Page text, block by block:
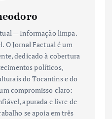
— Informação limpa.
O Jornal Factual é um
dedicado à cobertura
políticos,
do Tocantins e do
compromisso claro:
apurada e livre de
se apoia em três